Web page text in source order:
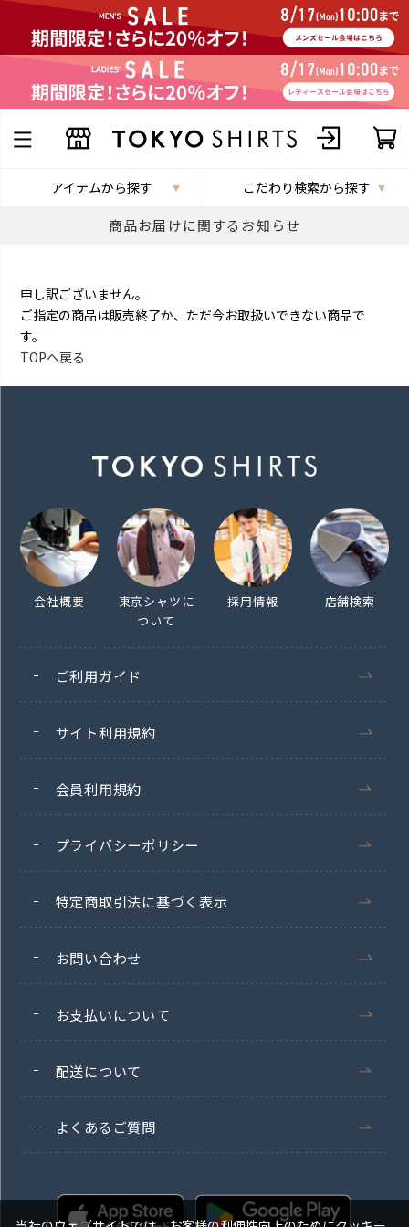
アイテムから探す こだわり検索から探す
商品お届けに関するお知らせ
申し訳ございません。
ご指定の商品は販売終了か、ただ今お取扱いできない商品で
す。
TOPへ戻る
会社概要
東京シャツに
ついて
採用情報 店舗検索
ご利用ガイド
サイト利用規約
会員利用規約
プライバシーポリシー
特定商取引法に基づく表示
お問い合わせ
お支払いについて
配送について
よくあるご質問